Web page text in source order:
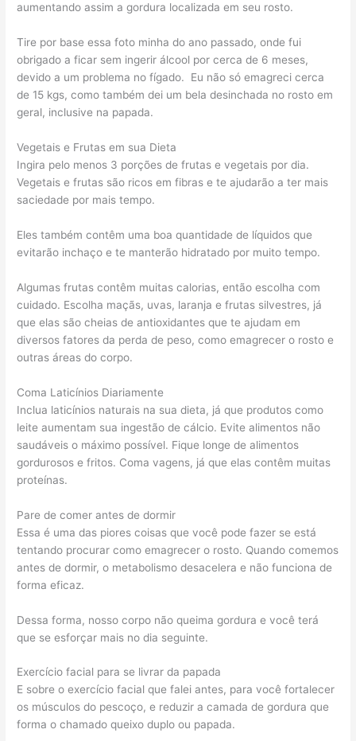
aumentando assim a gordura localizada em seu rosto.
Tire por base essa foto minha do ano passado, onde fui
obrigado a ficar sem ingerir álcool por cerca de 6 meses,
devido a um problema no fígado. Eu não só emagreci cerca
de 15 kgs, como também dei um bela desinchada no rosto em
geral, inclusive na papada.
Vegetais e Frutas em sua Dieta
Ingira pelo menos 3 porções de frutas e vegetais por dia.
Vegetais e frutas são ricos em fibras e te ajudarão a ter mais
saciedade por mais tempo.
Eles também contêm uma boa quantidade de líquidos que
evitarão inchaço e te manterão hidratado por muito tempo.
Algumas frutas contêm muitas calorias, então escolha com
cuidado. Escolha maçãs, uvas, laranja e frutas silvestres, já
que elas são cheias de antioxidantes que te ajudam em
diversos fatores da perda de peso, como emagrecer o rosto e
outras áreas do corpo.
Coma Laticínios Diariamente
Inclua laticínios naturais na sua dieta, já que produtos como
leite aumentam sua ingestão de cálcio. Evite alimentos não
saudáveis o máximo possível. Fique longe de alimentos
gordurosos e fritos. Coma vagens, já que elas contêm muitas
proteínas.
Pare de comer antes de dormir
Essa é uma das piores coisas que você pode fazer se está
tentando procurar como emagrecer o rosto. Quando comemos
antes de dormir, o metabolismo desacelera e não funciona de
forma eficaz.
Dessa forma, nosso corpo não queima gordura e você terá
que se esforçar mais no dia seguinte.
Exercício facial para se livrar da papada
E sobre o exercício facial que falei antes, para você fortalecer
os músculos do pescoço, e reduzir a camada de gordura que
forma o chamado queixo duplo ou papada.